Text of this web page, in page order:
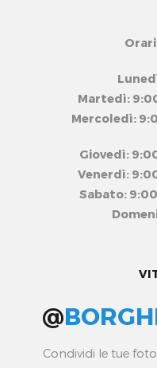
Martedì:
Mercoledì:
Giovedì:
Venerdì:
Sabato:
@
Condividi le tue